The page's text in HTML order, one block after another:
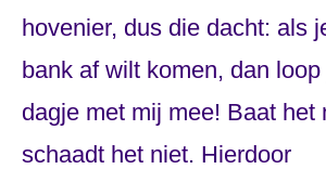
hovenier, dus die dacht: als
bank af wilt komen, dan
dagje met mij mee! Baat het
schaadt het niet. Hierdoor